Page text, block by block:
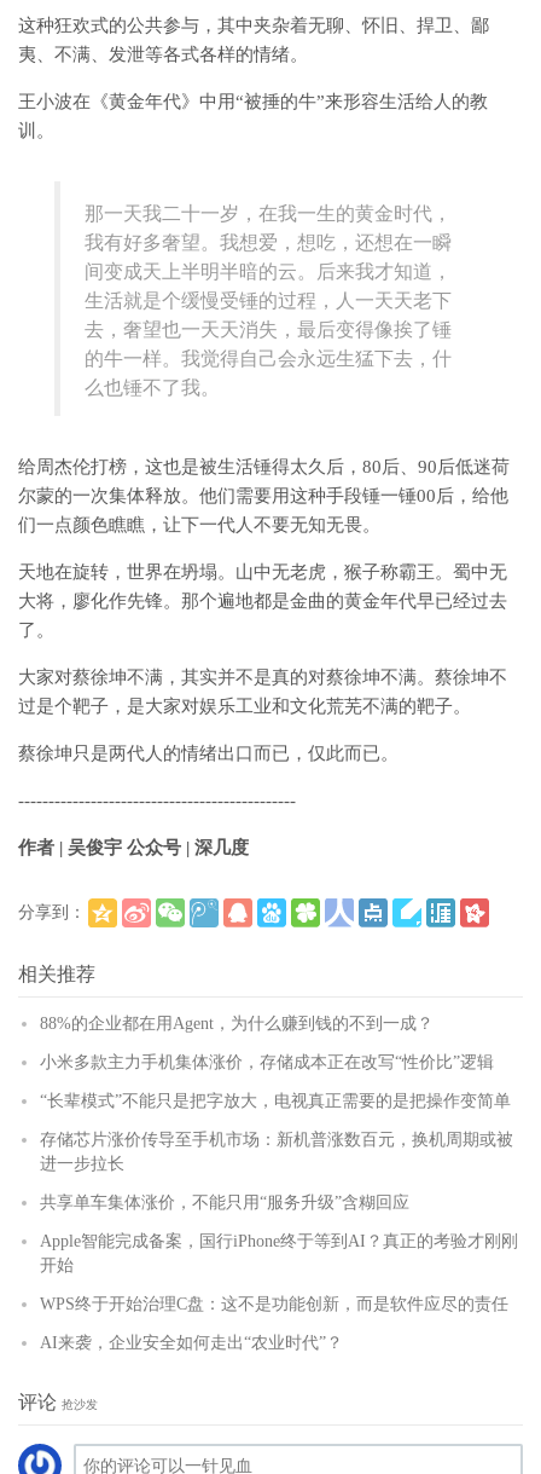
这种狂欢式的公共参与，其中夹杂着无聊、怀旧、捍卫、鄙
夷、不满、发泄等各式各样的情绪。
王小波在《黄金年代》中用“被捶的牛”来形容生活给人的教
训。
那一天我二十一岁，在我一生的黄金时代，
我有好多奢望。我想爱，想吃，还想在一瞬
间变成天上半明半暗的云。后来我才知道，
生活就是个缓慢受锤的过程，人一天天老下
去，奢望也一天天消失，最后变得像挨了锤
的牛一样。我觉得自己会永远生猛下去，什
么也锤不了我。
给周杰伦打榜，这也是被生活锤得太久后，80后、90后低迷荷
尔蒙的一次集体释放。他们需要用这种手段锤一锤00后，给他
们一点颜色瞧瞧，让下一代人不要无知无畏。
天地在旋转，世界在坍塌。山中无老虎，猴子称霸王。蜀中无
大将，廖化作先锋。那个遍地都是金曲的黄金年代早已经过去
了。
大家对蔡徐坤不满，其实并不是真的对蔡徐坤不满。蔡徐坤不
过是个靶子，是大家对娱乐工业和文化荒芜不满的靶子。
蔡徐坤只是两代人的情绪出口而已，仅此而已。
----------------------------------------------
作者 | 吴俊宇 公众号 | 深几度
分享到：
相关推荐
88%的企业都在用Agent，为什么赚到钱的不到一成？
小米多款主力手机集体涨价，存储成本正在改写“性价比”逻辑
“长辈模式”不能只是把字放大，电视真正需要的是把操作变简单
存储芯片涨价传导至手机市场：新机普涨数百元，换机周期或被
进一步拉长
共享单车集体涨价，不能只用“服务升级”含糊回应
Apple智能完成备案，国行iPhone终于等到AI？真正的考验才刚刚
开始
WPS终于开始治理C盘：这不是功能创新，而是软件应尽的责任
AI来袭，企业安全如何走出“农业时代”？
评论 抢沙发